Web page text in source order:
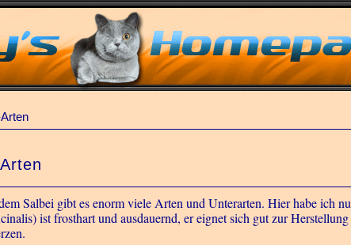
Salbei gibt es enorm viele Arten und Unterarten. Hier habe ich
ist frosthart und ausdauernd, er eignet sich gut zur